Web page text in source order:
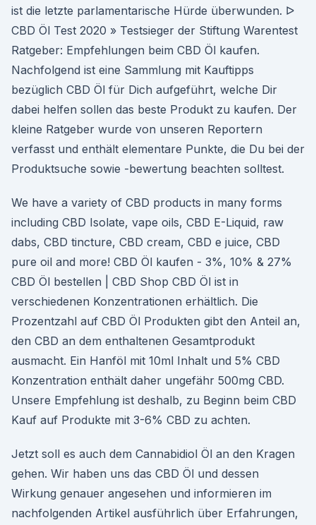
ist die letzte parlamentarische Hürde überwunden. ᐅ
CBD Öl Test 2020 » Testsieger der Stiftung Warentest
Ratgeber: Empfehlungen beim CBD Öl kaufen.
Nachfolgend ist eine Sammlung mit Kauftipps
bezüglich CBD Öl für Dich aufgeführt, welche Dir
dabei helfen sollen das beste Produkt zu kaufen. Der
kleine Ratgeber wurde von unseren Reportern
verfasst und enthält elementare Punkte, die Du bei der
Produktsuche sowie -bewertung beachten solltest.
We have a variety of CBD products in many forms
including CBD Isolate, vape oils, CBD E-Liquid, raw
dabs, CBD tincture, CBD cream, CBD e juice, CBD
pure oil and more! CBD Öl kaufen - 3%, 10% & 27%
CBD Öl bestellen | CBD Shop CBD Öl ist in
verschiedenen Konzentrationen erhältlich. Die
Prozentzahl auf CBD Öl Produkten gibt den Anteil an,
den CBD an dem enthaltenen Gesamtprodukt
ausmacht. Ein Hanföl mit 10ml Inhalt und 5% CBD
Konzentration enthält daher ungefähr 500mg CBD.
Unsere Empfehlung ist deshalb, zu Beginn beim CBD
Kauf auf Produkte mit 3-6% CBD zu achten.
Jetzt soll es auch dem Cannabidiol Öl an den Kragen
gehen. Wir haben uns das CBD Öl und dessen
Wirkung genauer angesehen und informieren im
nachfolgenden Artikel ausführlich über Erfahrungen,